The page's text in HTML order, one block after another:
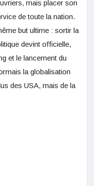
mais placer son
de toute la nation.
but ultime : sortir la
devint officielle,
et le lancement du
la globalisation
des USA, mais de la